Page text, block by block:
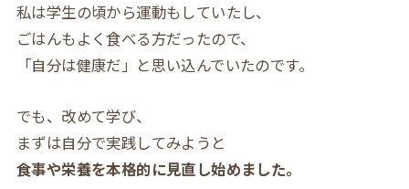
私は学生の頃から運動もしていたし、
ごはんもよく食べる方だったので、
「自分は健康だ」と思い込んでいたのです。
でも、改めて学び、
まずは自分で実践してみようと
食事や栄養を本格的に見直し始めました。